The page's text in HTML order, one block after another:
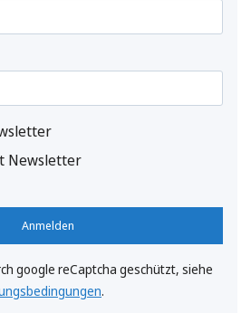
Newsletter
Anmelden
google reCaptcha geschützt, siehe
.